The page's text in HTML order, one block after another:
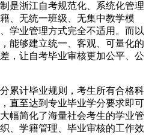
是浙江自考规范化、系统化管理
、无统一班级、无集中教学模
学业管理方式完全不适用。而以
能够建立统一、客观、可量化的
，让自考毕业审核更加公平、公
累计毕业规则，考生所有合格科
直至达到专业毕业学分要求即可
幅简化了海量社会考生的学业管
、学籍管理、毕业审核的工作效